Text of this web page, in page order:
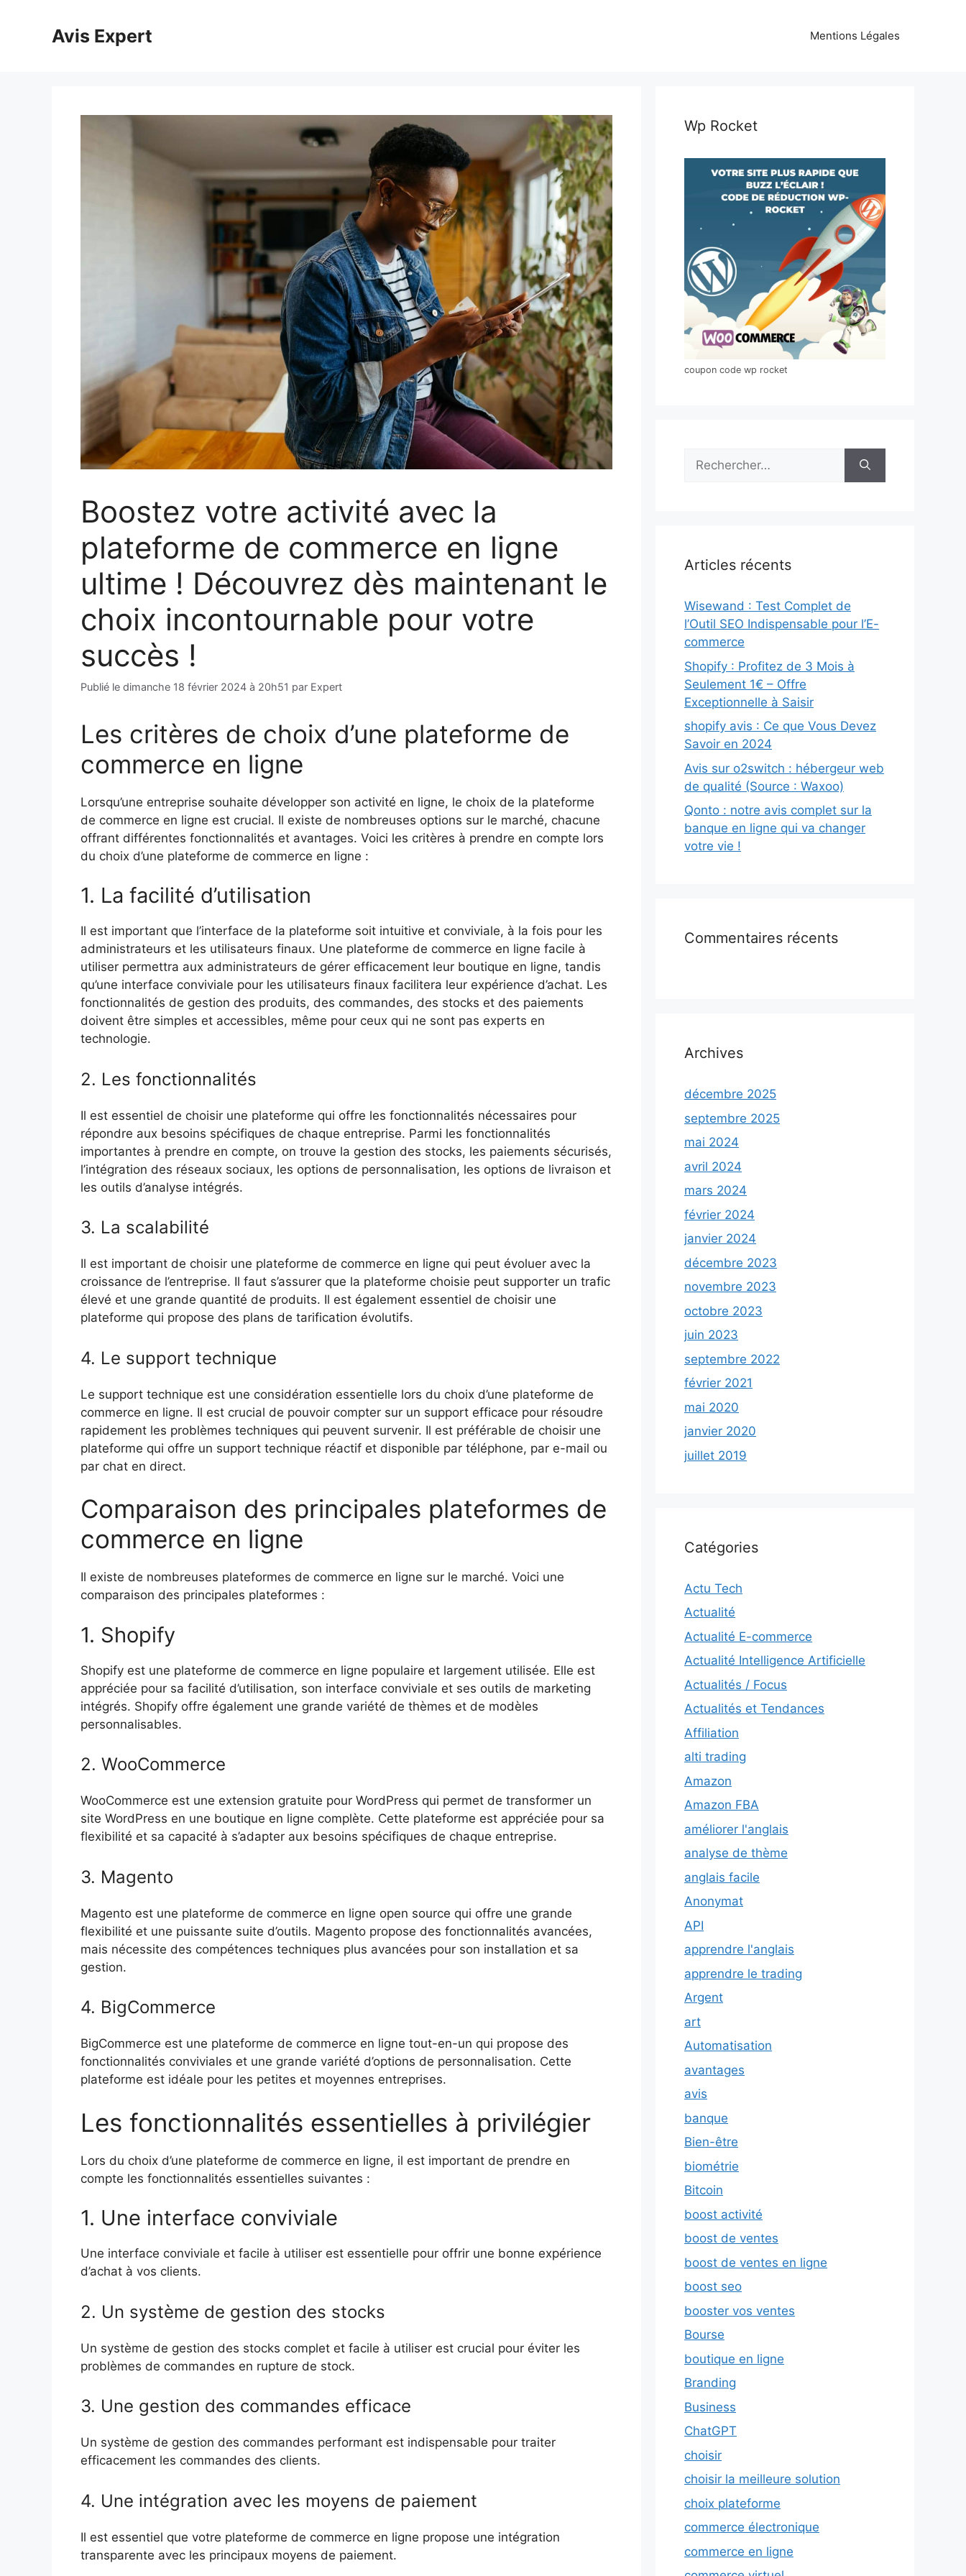
Avis Expert Mentions Légales
Boostez votre activité avec la
plateforme de commerce en ligne
ultime ! Découvrez dès maintenant le
choix incontournable pour votre
succès !
Publié le dimanche 18 février 2024 à 20h51 par Expert
Les critères de choix d’une plateforme de
commerce en ligne
Lorsqu’une entreprise souhaite développer son activité en ligne, le choix de la plateforme
de commerce en ligne est crucial. Il existe de nombreuses options sur le marché, chacune
offrant différentes fonctionnalités et avantages. Voici les critères à prendre en compte lors
du choix d’une plateforme de commerce en ligne :
1. La facilité d’utilisation
Il est important que l’interface de la plateforme soit intuitive et conviviale, à la fois pour les
administrateurs et les utilisateurs finaux. Une plateforme de commerce en ligne facile à
utiliser permettra aux administrateurs de gérer efficacement leur boutique en ligne, tandis
qu’une interface conviviale pour les utilisateurs finaux facilitera leur expérience d’achat. Les
fonctionnalités de gestion des produits, des commandes, des stocks et des paiements
doivent être simples et accessibles, même pour ceux qui ne sont pas experts en
technologie.
2. Les fonctionnalités
Il est essentiel de choisir une plateforme qui offre les fonctionnalités nécessaires pour
répondre aux besoins spécifiques de chaque entreprise. Parmi les fonctionnalités
importantes à prendre en compte, on trouve la gestion des stocks, les paiements sécurisés,
l’intégration des réseaux sociaux, les options de personnalisation, les options de livraison et
les outils d’analyse intégrés.
3. La scalabilité
Il est important de choisir une plateforme de commerce en ligne qui peut évoluer avec la
croissance de l’entreprise. Il faut s’assurer que la plateforme choisie peut supporter un trafic
élevé et une grande quantité de produits. Il est également essentiel de choisir une
plateforme qui propose des plans de tarification évolutifs.
4. Le support technique
Le support technique est une considération essentielle lors du choix d’une plateforme de
commerce en ligne. Il est crucial de pouvoir compter sur un support efficace pour résoudre
rapidement les problèmes techniques qui peuvent survenir. Il est préférable de choisir une
plateforme qui offre un support technique réactif et disponible par téléphone, par e-mail ou
par chat en direct.
Comparaison des principales plateformes de
commerce en ligne
Il existe de nombreuses plateformes de commerce en ligne sur le marché. Voici une
comparaison des principales plateformes :
1. Shopify
Shopify est une plateforme de commerce en ligne populaire et largement utilisée. Elle est
appréciée pour sa facilité d’utilisation, son interface conviviale et ses outils de marketing
intégrés. Shopify offre également une grande variété de thèmes et de modèles
personnalisables.
2. WooCommerce
WooCommerce est une extension gratuite pour WordPress qui permet de transformer un
site WordPress en une boutique en ligne complète. Cette plateforme est appréciée pour sa
flexibilité et sa capacité à s’adapter aux besoins spécifiques de chaque entreprise.
3. Magento
Magento est une plateforme de commerce en ligne open source qui offre une grande
flexibilité et une puissante suite d’outils. Magento propose des fonctionnalités avancées,
mais nécessite des compétences techniques plus avancées pour son installation et sa
gestion.
4. BigCommerce
BigCommerce est une plateforme de commerce en ligne tout-en-un qui propose des
fonctionnalités conviviales et une grande variété d’options de personnalisation. Cette
plateforme est idéale pour les petites et moyennes entreprises.
Les fonctionnalités essentielles à privilégier
Lors du choix d’une plateforme de commerce en ligne, il est important de prendre en
compte les fonctionnalités essentielles suivantes :
1. Une interface conviviale
Une interface conviviale et facile à utiliser est essentielle pour offrir une bonne expérience
d’achat à vos clients.
2. Un système de gestion des stocks
Un système de gestion des stocks complet et facile à utiliser est crucial pour éviter les
problèmes de commandes en rupture de stock.
3. Une gestion des commandes efficace
Un système de gestion des commandes performant est indispensable pour traiter
efficacement les commandes des clients.
4. Une intégration avec les moyens de paiement
Il est essentiel que votre plateforme de commerce en ligne propose une intégration
transparente avec les principaux moyens de paiement.
Wp Rocket
coupon code wp rocket
Rechercher :
Articles récents
Wisewand : Test Complet de
l’Outil SEO Indispensable pour l’E-
commerce
Shopify : Profitez de 3 Mois à
Seulement 1€ – Offre
Exceptionnelle à Saisir
shopify avis : Ce que Vous Devez
Savoir en 2024
Avis sur o2switch : hébergeur web
de qualité (Source : Waxoo)
Qonto : notre avis complet sur la
banque en ligne qui va changer
votre vie !
Commentaires récents
Archives
décembre 2025
septembre 2025
mai 2024
avril 2024
mars 2024
février 2024
janvier 2024
décembre 2023
novembre 2023
octobre 2023
juin 2023
septembre 2022
février 2021
mai 2020
janvier 2020
juillet 2019
Catégories
Actu Tech
Actualité
Actualité E-commerce
Actualité Intelligence Artificielle
Actualités / Focus
Actualités et Tendances
Affiliation
alti trading
Amazon
Amazon FBA
améliorer l'anglais
analyse de thème
anglais facile
Anonymat
API
apprendre l'anglais
apprendre le trading
Argent
art
Automatisation
avantages
avis
banque
Bien-être
biométrie
Bitcoin
boost activité
boost de ventes
boost de ventes en ligne
boost seo
booster vos ventes
Bourse
boutique en ligne
Branding
Business
ChatGPT
choisir
choisir la meilleure solution
choix plateforme
commerce électronique
commerce en ligne